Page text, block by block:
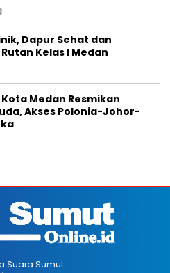
Dapur Sehat dan
Kelas I Medan
Medan Resmikan
Akses Polonia-Johor-
Suara Sumut